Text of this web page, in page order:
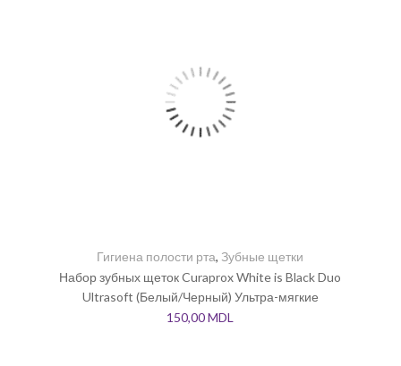
Гигиена полости рта, Зубные щетки
Набор зубных щеток Curaprox White is Black Duo
Ultrasoft (Белый/Черный) Ультра-мягкие
150,00MDL